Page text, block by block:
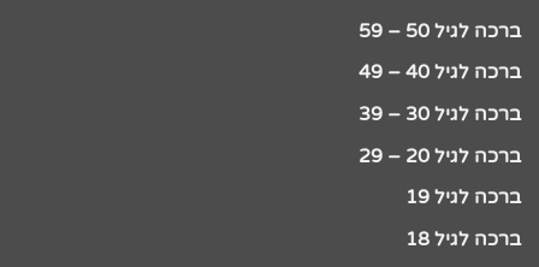
ברכה לגיל 50 – 59
ברכה לגיל 40 – 49
ברכה לגיל 30 – 39
ברכה לגיל 20 – 29
ברכה לגיל 19
ברכה לגיל 18